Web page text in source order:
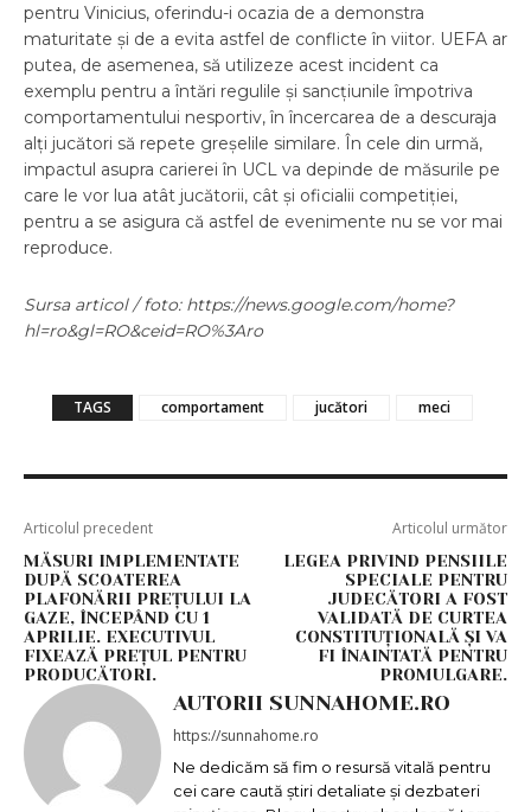
pentru Vinicius, oferindu-i ocazia de a demonstra
maturitate și de a evita astfel de conflicte în viitor. UEFA ar
putea, de asemenea, să utilizeze acest incident ca
exemplu pentru a întări regulile și sancțiunile împotriva
comportamentului nesportiv, în încercarea de a descuraja
alți jucători să repete greșelile similare. În cele din urmă,
impactul asupra carierei în UCL va depinde de măsurile pe
care le vor lua atât jucătorii, cât și oficialii competiției,
pentru a se asigura că astfel de evenimente nu se vor mai
reproduce.
Sursa articol / foto: https://news.google.com/home?
hl=ro&gl=RO&ceid=RO%3Aro
TAGS comportament jucători meci
Articolul precedent
MĂSURI IMPLEMENTATE
DUPĂ SCOATEREA
PLAFONĂRII PREȚULUI LA
GAZE, ÎNCEPÂND CU 1
APRILIE. EXECUTIVUL
FIXEAZĂ PREȚUL PENTRU
PRODUCĂTORI.
Articolul următor
LEGEA PRIVIND PENSIILE
SPECIALE PENTRU
JUDECĂTORI A FOST
VALIDATĂ DE CURTEA
CONSTITUȚIONALĂ ȘI VA
FI ÎNAINTATĂ PENTRU
PROMULGARE.
AUTORII SUNNAHOME.RO
https://sunnahome.ro
Ne dedicăm să fim o resursă vitală pentru
cei care caută știri detaliate și dezbateri